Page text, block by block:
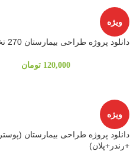
ویژه
دانلود پروژه طراحی بیمارستان 270 تختخواب
120,000 تومان
ویژه
دانلود پروژه طراحی بیمارستان (پوستر
+رندر+پلان)